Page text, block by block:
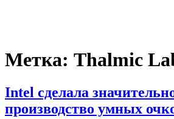
Метка: Thalmic
Intel сделала
производство умных